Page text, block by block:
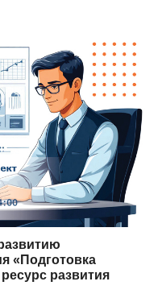
«Подготовка
ресурс развития